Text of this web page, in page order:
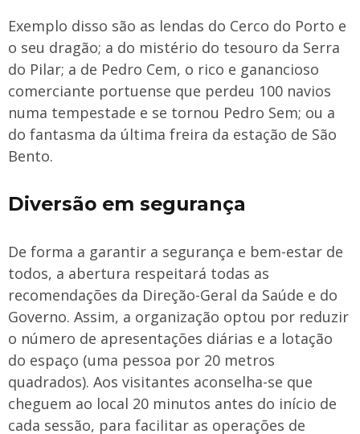
Exemplo disso são as lendas do Cerco do Porto e
o seu dragão; a do mistério do tesouro da Serra
do Pilar; a de Pedro Cem, o rico e ganancioso
comerciante portuense que perdeu 100 navios
numa tempestade e se tornou Pedro Sem; ou a
do fantasma da última freira da estação de São
Bento.
Diversão em segurança
De forma a garantir a segurança e bem-estar de
todos, a abertura respeitará todas as
recomendações da Direção-Geral da Saúde e do
Governo. Assim, a organização optou por reduzir
o número de apresentações diárias e a lotação
do espaço (uma pessoa por 20 metros
quadrados). Aos visitantes aconselha-se que
cheguem ao local 20 minutos antes do início de
cada sessão, para facilitar as operações de